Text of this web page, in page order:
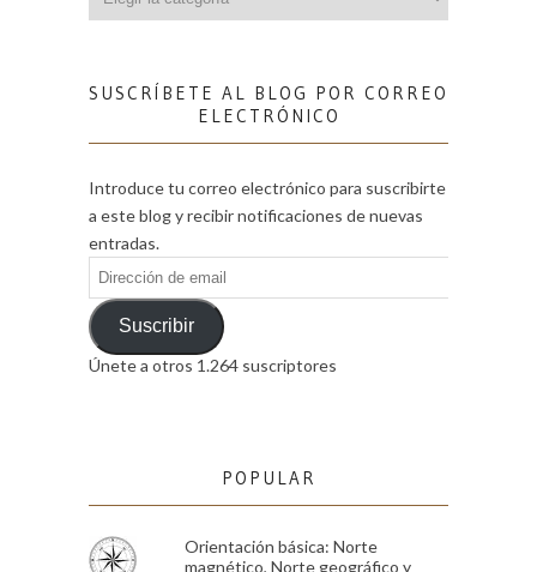
SUSCRÍBETE AL BLOG POR CORREO
ELECTRÓNICO
Introduce tu correo electrónico para suscribirte
a este blog y recibir notificaciones de nuevas
entradas.
Dirección
de
emailSuscribir
Únete a otros 1.264 suscriptores
POPULAR
Orientación básica: Norte
magnético, Norte geográfico y